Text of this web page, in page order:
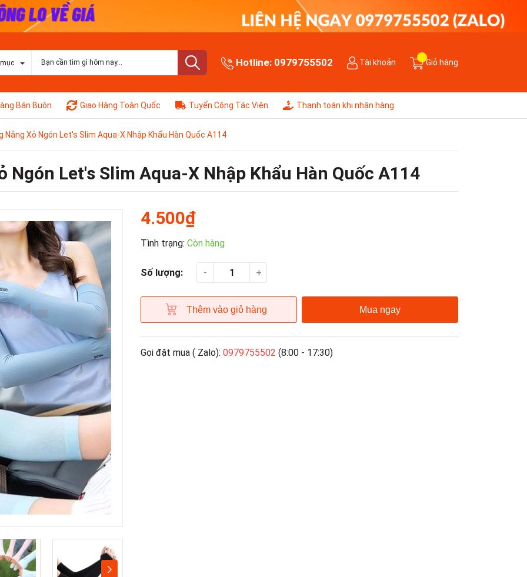
Hotline: 0979755502 Tài khoản Giỏ hàng
Bán Buôn Giao Hàng Toàn Quốc Tuyển Cộng Tác Viên Thanh toán khi nhận hàng
Nắng Xỏ Ngón Let's Slim Aqua-X Nhập Khẩu Hàn Quốc A114
Ngón Let's Slim Aqua-X Nhập Khẩu Hàn Quốc A114
4.500₫
Tình trạng: Còn hàng
Số lượng: - +
Thêm vào giỏ hàng Mua ngay
Gọi đặt mua ( Zalo): 0979755502 (8:00 - 17:30)